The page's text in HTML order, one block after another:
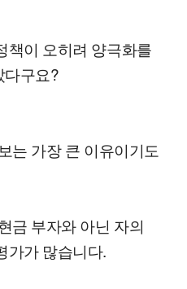
책이 오히려 양극화를
다구요?
는 가장 큰 이유이기도
금 부자와 아닌 자의
가가 많습니다.